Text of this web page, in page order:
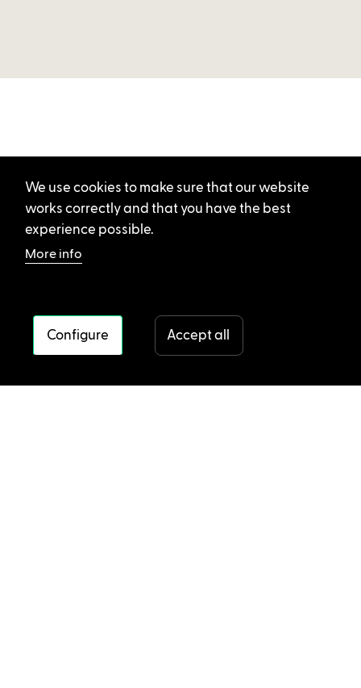
We use cookies to make sure that our website
works correctly and that you have the best
experience possible.
More info
Configure Accept all